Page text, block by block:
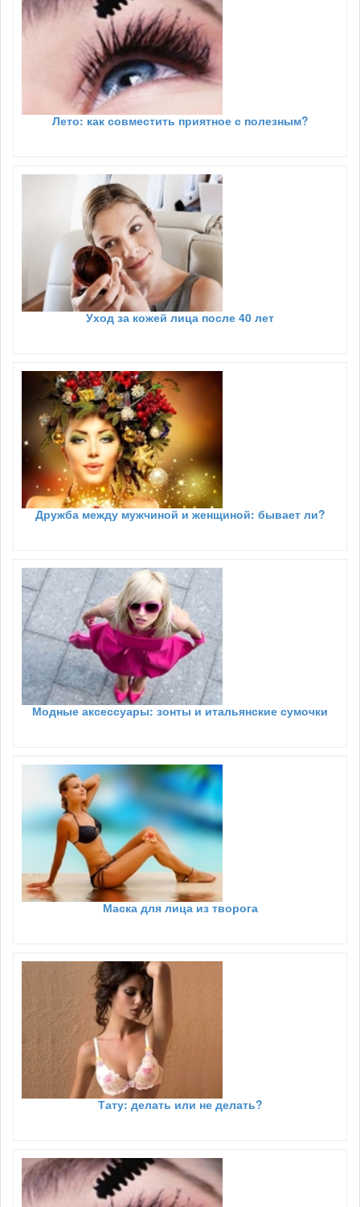
Лето: как совместить приятное с полезным?
Уход за кожей лица после 40 лет
Дружба между мужчиной и женщиной: бывает ли?
Модные аксессуары: зонты и итальянские сумочки
Маска для лица из творога
Тату: делать или не делать?